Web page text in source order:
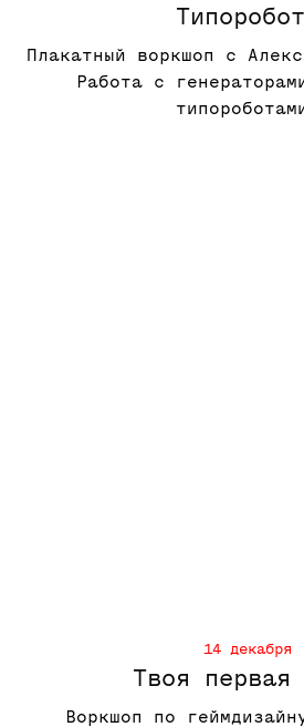
Плакатный воркшоп с
Работа с
14 декабря
Твоя первая
Воркшоп по